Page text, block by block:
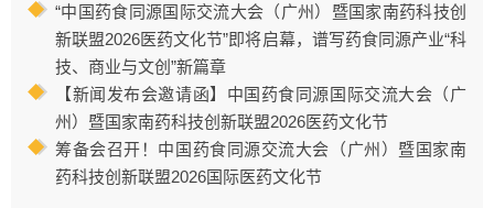
“中国药食同源国际交流大会（广州）暨国家南药科技创
新联盟2026医药文化节”即将启幕，谱写药食同源产业“科
技、商业与文创”新篇章
【新闻发布会邀请函】中国药食同源国际交流大会（广
州）暨国家南药科技创新联盟2026医药文化节
筹备会召开！中国药食同源交流大会（广州）暨国家南
药科技创新联盟2026国际医药文化节